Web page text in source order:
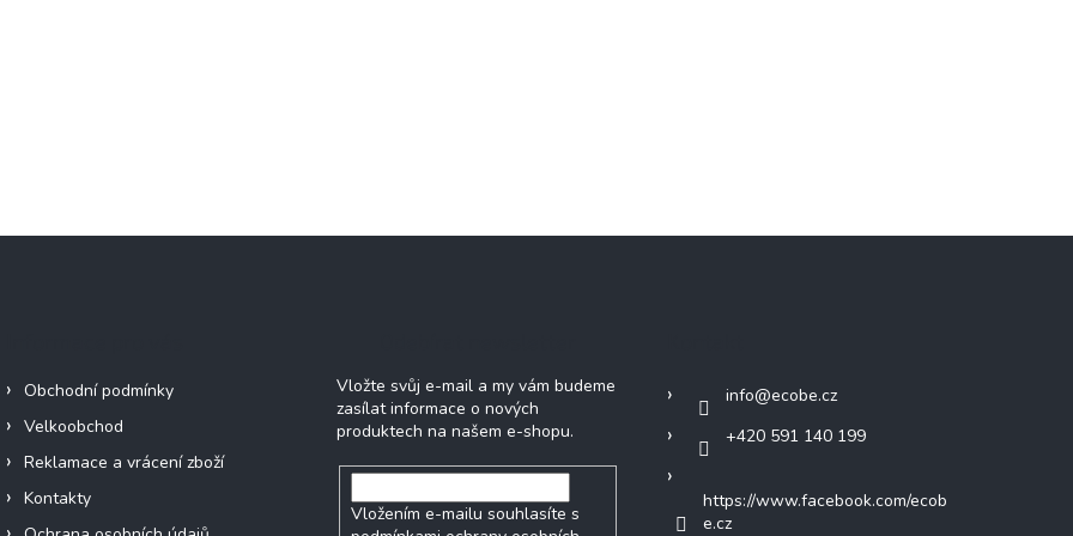
Obchodní podmínky
Velkoobchod
Reklamace a vrácení zboží
Kontakty
Vložte svůj e-mail a my vám budeme
zasílat informace o nových
produktech na našem e-shopu.
Vložením e-mailu souhlasíte s
info@ecobe.cz
+420 591 140 199
https://www.facebook.com/ecob
e.cz